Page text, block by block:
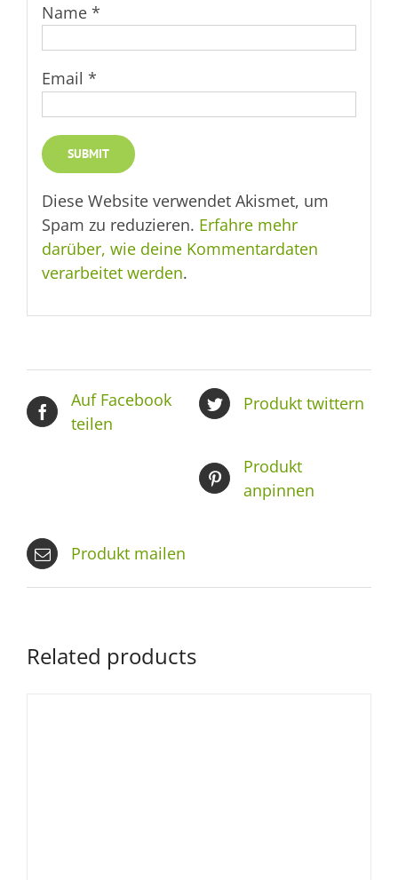
Name *
Email *
Diese Website verwendet Akismet, um
Spam zu reduzieren. Erfahre mehr
darüber, wie deine Kommentardaten
verarbeitet werden.
Auf Facebook
teilen
Produkt twittern
Produkt
anpinnen
Produkt mailen
Related products